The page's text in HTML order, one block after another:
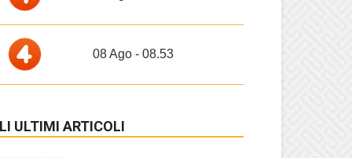
08 Ago - 08.53
ULTIMI ARTICOLI